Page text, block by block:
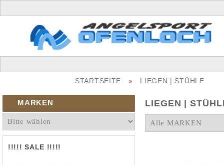
STARTSEITE » LIEGEN | STÜHLE
MARKEN
!!!!! SALE !!!!!
LIEGEN |